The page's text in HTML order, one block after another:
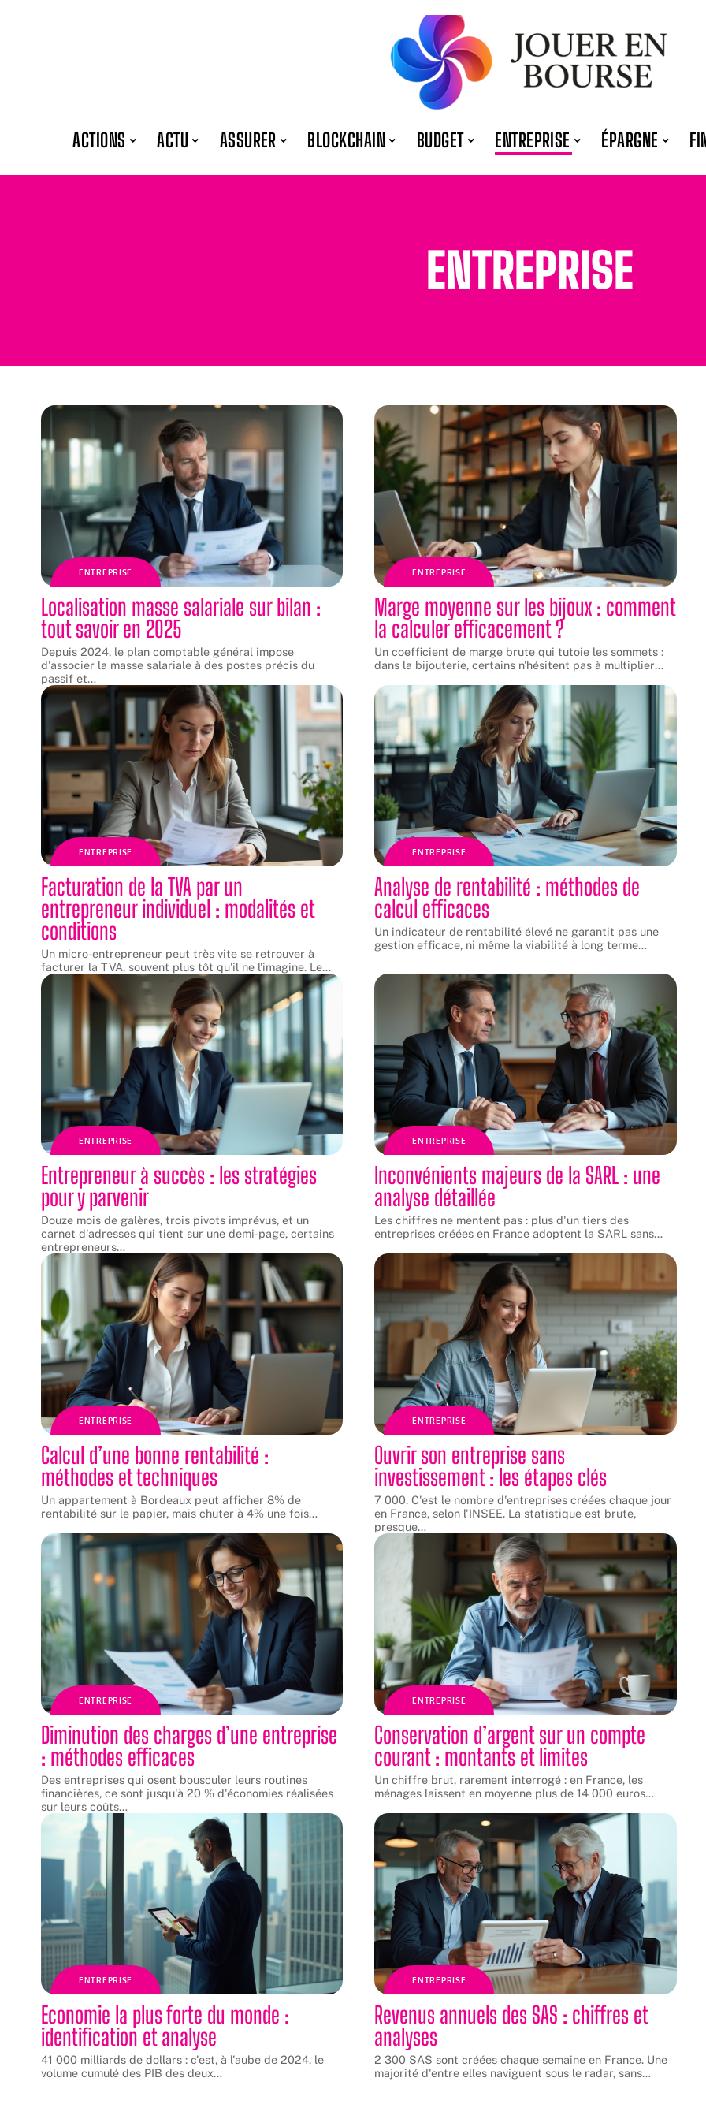
ACTIONS ACTU ASSURER BLOCKCHAIN BUDGET ENTREPRISE ÉPARGNE
ENTREPRISE
ENTREPRISE
Localisation masse salariale sur bilan :
tout savoir en 2025
Depuis 2024, le plan comptable général impose
d'associer la masse salariale à des postes précis du
passif et…
ENTREPRISE
Marge moyenne sur les bijoux : comment
la calculer efficacement ?
Un coefficient de marge brute qui tutoie les sommets :
dans la bijouterie, certains n'hésitent pas à multiplier…
ENTREPRISE
Facturation de la TVA par un
entrepreneur individuel : modalités et
conditions
Un micro-entrepreneur peut très vite se retrouver à
facturer la TVA, souvent plus tôt qu'il ne l'imagine. Le…
ENTREPRISE
Analyse de rentabilité : méthodes de
calcul efficaces
Un indicateur de rentabilité élevé ne garantit pas une
gestion efficace, ni même la viabilité à long terme…
ENTREPRISE
Entrepreneur à succès : les stratégies
pour y parvenir
Douze mois de galères, trois pivots imprévus, et un
carnet d'adresses qui tient sur une demi-page, certains
entrepreneurs…
ENTREPRISE
Inconvénients majeurs de la SARL : une
analyse détaillée
Les chiffres ne mentent pas : plus d'un tiers des
entreprises créées en France adoptent la SARL sans…
ENTREPRISE
Calcul d’une bonne rentabilité :
méthodes et techniques
Un appartement à Bordeaux peut afficher 8% de
rentabilité sur le papier, mais chuter à 4% une fois…
ENTREPRISE
Ouvrir son entreprise sans
investissement : les étapes clés
7 000. C'est le nombre d'entreprises créées chaque jour
en France, selon l'INSEE. La statistique est brute,
presque…
ENTREPRISE
Diminution des charges d’une entreprise
: méthodes efficaces
Des entreprises qui osent bousculer leurs routines
financières, ce sont jusqu'à 20 % d'économies réalisées
sur leurs coûts…
ENTREPRISE
Conservation d’argent sur un compte
courant : montants et limites
Un chiffre brut, rarement interrogé : en France, les
ménages laissent en moyenne plus de 14 000 euros…
ENTREPRISE
Economie la plus forte du monde :
identification et analyse
41 000 milliards de dollars : c'est, à l'aube de 2024, le
volume cumulé des PIB des deux…
ENTREPRISE
Revenus annuels des SAS : chiffres et
analyses
2 300 SAS sont créées chaque semaine en France. Une
majorité d'entre elles naviguent sous le radar, sans…